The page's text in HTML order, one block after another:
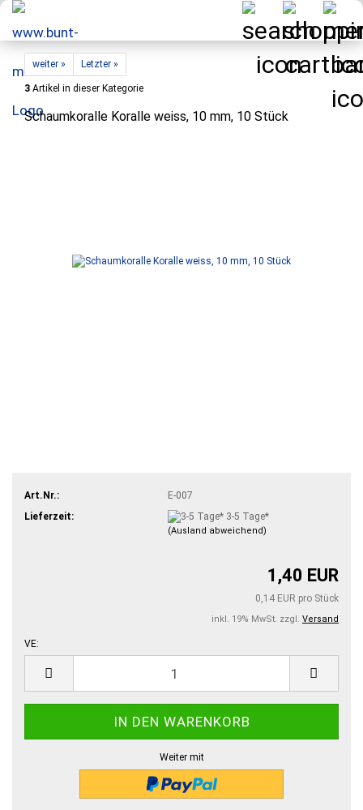
weiter » Letzter »
3 Artikel in dieser Kategorie
Schaumkoralle Koralle weiss, 10 mm, 10 Stück
Art.Nr.:
E-007
Lieferzeit:
3-5 Tage*
(Ausland abweichend)
1,40 EUR
0,14 EUR pro Stück
inkl. 19% MwSt. zzgl. Versand
VE:
Weiter mit